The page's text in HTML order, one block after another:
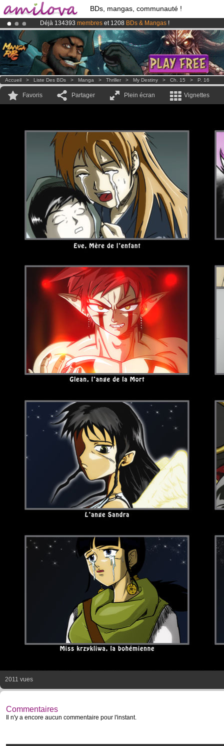
BDs, mangas, communauté !
Déjà 134393 membres et 1208 BDs & Mangas !
Abonnement premium: à partir de3.95 eurospar mois !Clique ici
LeKickstarter Amilova est désormais lancé
Accueil > Liste Des BDs > Manga > Thriller > My Destiny > Ch. 15 > P. 16
Favoris Partager Plein écran Vignettes
2011 vues
Commentaires
Il n'y a encore aucun commentaire pour l'instant.